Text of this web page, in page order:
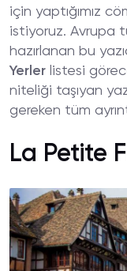
için yaptığımız
istiyoruz. Avrupa
hazırlanan bu
Yerler listesi
niteliği taşıyan
gereken tüm
La Petite